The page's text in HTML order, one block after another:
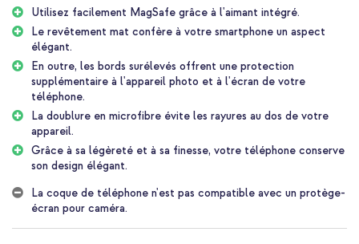
Protection quotidienne de ton smartphone
La coque est faite de silicone flexible. Le matériau en silicone a
un effet amortisseur et assure une protection quotidienne de ton
smartphone. Grâce aux bords surélevés, ton écran et ta caméra
restent également en sécurité contre une chute ou un choc. De
plus, la coque dispose d'un doublage en microfibre, ce doublage
empêche les rayures à l'arrière de ton appareil.
Compatible avec MagSafe
MagSafe est une technique qui permet aux accessoires de se fixer
technologie MagSafe. Cela signifie que les produits MagSafe se
fixent toujours parfaitement sur ton smartphone. De cette façon,
tu utilises de manière optimale un chargeur sans fil MagSafe et un
Utilisez facilement MagSafe grâce à l'aimant intégré.
Le revêtement mat confère à votre smartphone un aspect
élégant.
En outre, les bords surélevés offrent une protection
supplémentaire à l'appareil photo et à l'écran de votre
téléphone.
La doublure en microfibre évite les rayures au dos de votre
appareil.
Grâce à sa légèreté et à sa finesse, votre téléphone conserve
son design élégant.
La coque de téléphone n'est pas compatible avec un protège-
écran pour caméra.